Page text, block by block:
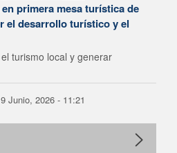
primera mesa turística de
el desarrollo turístico y el
turismo local y generar
Junio, 2026 - 11:21